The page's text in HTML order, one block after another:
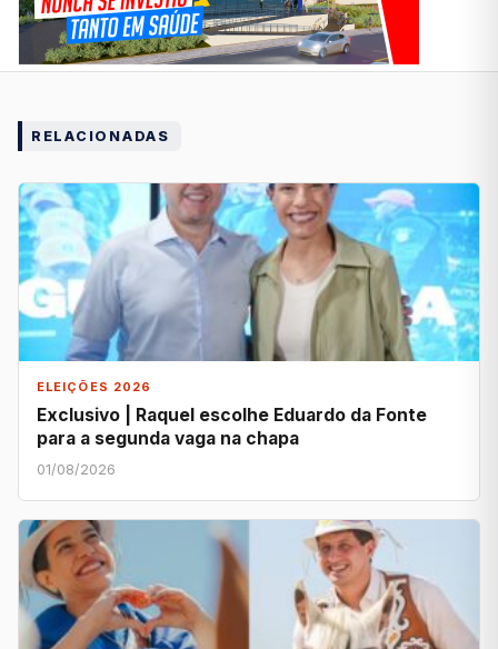
RELACIONADAS
ELEIÇÕES 2026
Exclusivo | Raquel escolhe Eduardo da Fonte
para a segunda vaga na chapa
01/08/2026